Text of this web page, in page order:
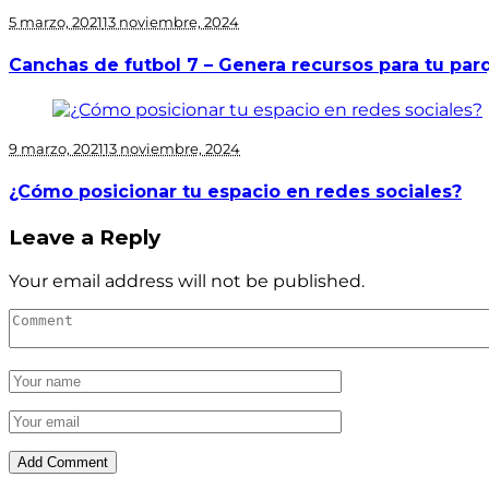
5 marzo, 202113 noviembre, 2024
Canchas de futbol 7 – Genera recursos para tu
9 marzo, 202113 noviembre, 2024
¿Cómo posicionar tu espacio en redes sociales?
Leave a Reply
Your email address will not be published.